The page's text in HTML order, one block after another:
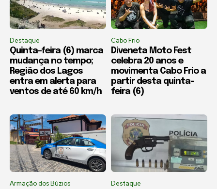
Destaque
Quinta-feira (6) marca
mudança no tempo;
Região dos Lagos
entra em alerta para
ventos de até 60 km/h
Cabo Frio
Diveneta Moto Fest
celebra 20 anos e
movimenta Cabo Frio a
partir desta quinta-
feira (6)
Armação dos Búzios Destaque